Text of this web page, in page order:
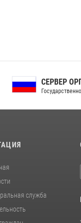
СЕРВЕР ОРГАНОВ
Государственной власти РФ
служба